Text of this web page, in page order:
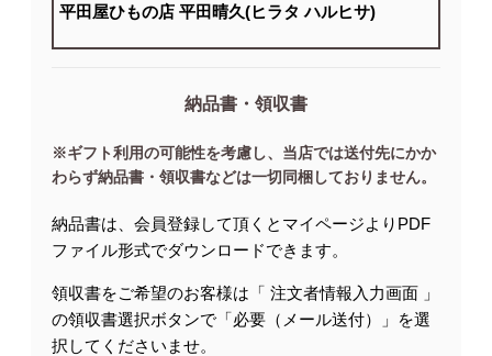
平田屋ひもの店 平田晴久(ヒラタ ハルヒサ)
納品書・領収書
※ギフト利用の可能性を考慮し、当店では送付先にかか
わらず納品書・領収書などは一切同梱しておりません。
納品書は、会員登録して頂くとマイページよりPDF
ファイル形式でダウンロードできます。
領収書をご希望のお客様は「 注文者情報入力画面 」
の領収書選択ボタンで「必要（メール送付）」を選
択してくださいませ。